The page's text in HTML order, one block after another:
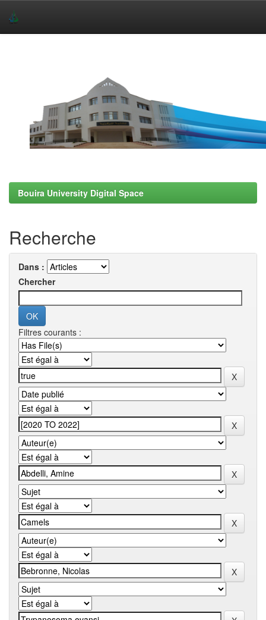
Bouira University Digital Space
Recherche
Dans :
Chercher
Filtres courants :